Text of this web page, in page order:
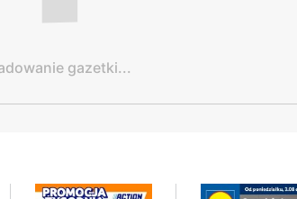
gazetki...